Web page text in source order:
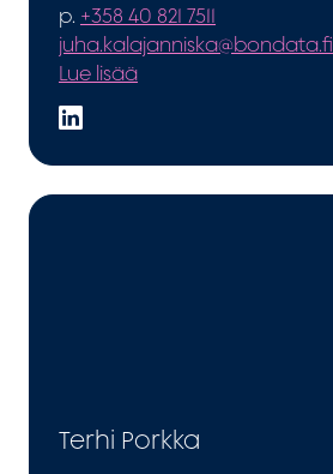
p. +358 40 821 7511
juha.kalajanniska@bondata.fi
Lue lisää
Terhi Porkka